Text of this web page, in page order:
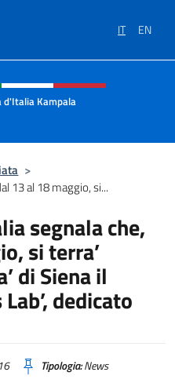
IT EN
e menù
d'Italia Kampala
>
13 al 18 maggio, si...
segnala che,
si terra’
di Siena il
dedicato
Tipologia:News